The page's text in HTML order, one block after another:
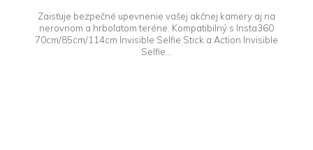
Zaisťuje bezpečné upevnenie vašej akčnej kamery aj na
nerovnom a hrboľatom teréne. Kompatibilný s Insta360
70cm/85cm/114cm Invisible Selfie Stick a Action Invisible
Selfie...